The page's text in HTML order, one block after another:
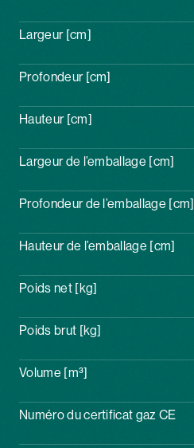
Largeur [cm]
Profondeur [cm]
Hauteur [cm]
Largeur de l’emballage [cm]
Profondeur de l’emballage [cm]
Hauteur de l’emballage [cm]
Poids net [kg]
Poids brut [kg]
Volume [m³]
Numéro du certificat gaz CE